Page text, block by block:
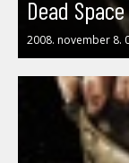
Dead Space
2008. november 8.